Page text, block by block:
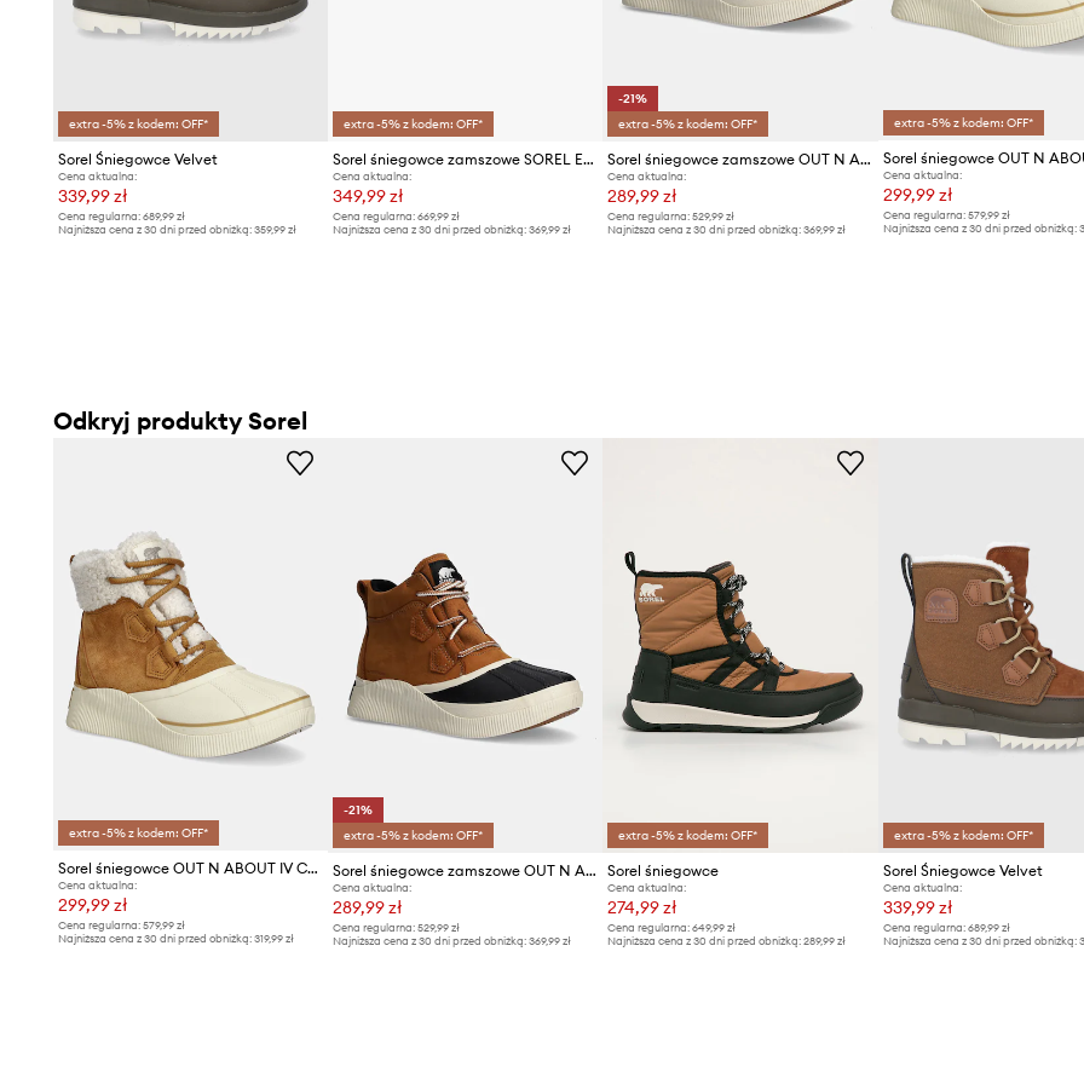
- Wymiary podane dla rozmiaru: 37.
extra -5% z kodem: OFF*
Sorel Śniegowce Velvet
Cena aktualna:
339,99 zł
Cena regularna: 689,99 zł
Najniższa cena z 30 dni przed obniżką: 359,99 zł
extra -5% z kodem: OFF*
Sorel śniegowce zamszowe SOREL EXPLORER III JOAN
Cena aktualna:
349,99 zł
Cena regularna:669,99 zł
Najniższa cena z 30 dni przed obniżką:369,99 zł
-21%
extra -5% z kodem: OFF*
Sorel śniegowce zamszowe OUT N ABOUT IV CLASSIC W
Cena aktualna:
289,99 zł
Cena regularna: 529,99 zł
Najniższa cena z 30 dni przed obniżką: 369,99 zł
extra -5% z kodem: OFF*
Cena aktualna:
299,99 zł
Cena regularna: 579,99 zł
Najniższa cena z 30 dni przed obniżką:
Odkryj produkty Sorel
extra -5% z kodem: OFF*
Sorel śniegowce OUT N ABOUT IV CHILLZ WP
Cena aktualna:
299,99 zł
Cena regularna: 579,99 zł
Najniższa cena z 30 dni przed obniżką: 319,99 zł
-21%
extra -5% z kodem: OFF*
Sorel śniegowce zamszowe OUT N ABOUT IV CLASSIC W
Cena aktualna:
289,99 zł
Cena regularna:529,99 zł
Najniższa cena z 30 dni przed obniżką:369,99 zł
extra -5% z kodem: OFF*
Sorel śniegowce
Cena aktualna:
274,99 zł
Cena regularna: 649,99 zł
Najniższa cena z 30 dni przed obniżką: 289,99 zł
extra -5% z kodem: OFF*
Sorel Śniegowce Velvet
Cena aktualna:
339,99 zł
Cena regularna: 689,99 zł
Najniższa cena z 30 dni przed obniżką: